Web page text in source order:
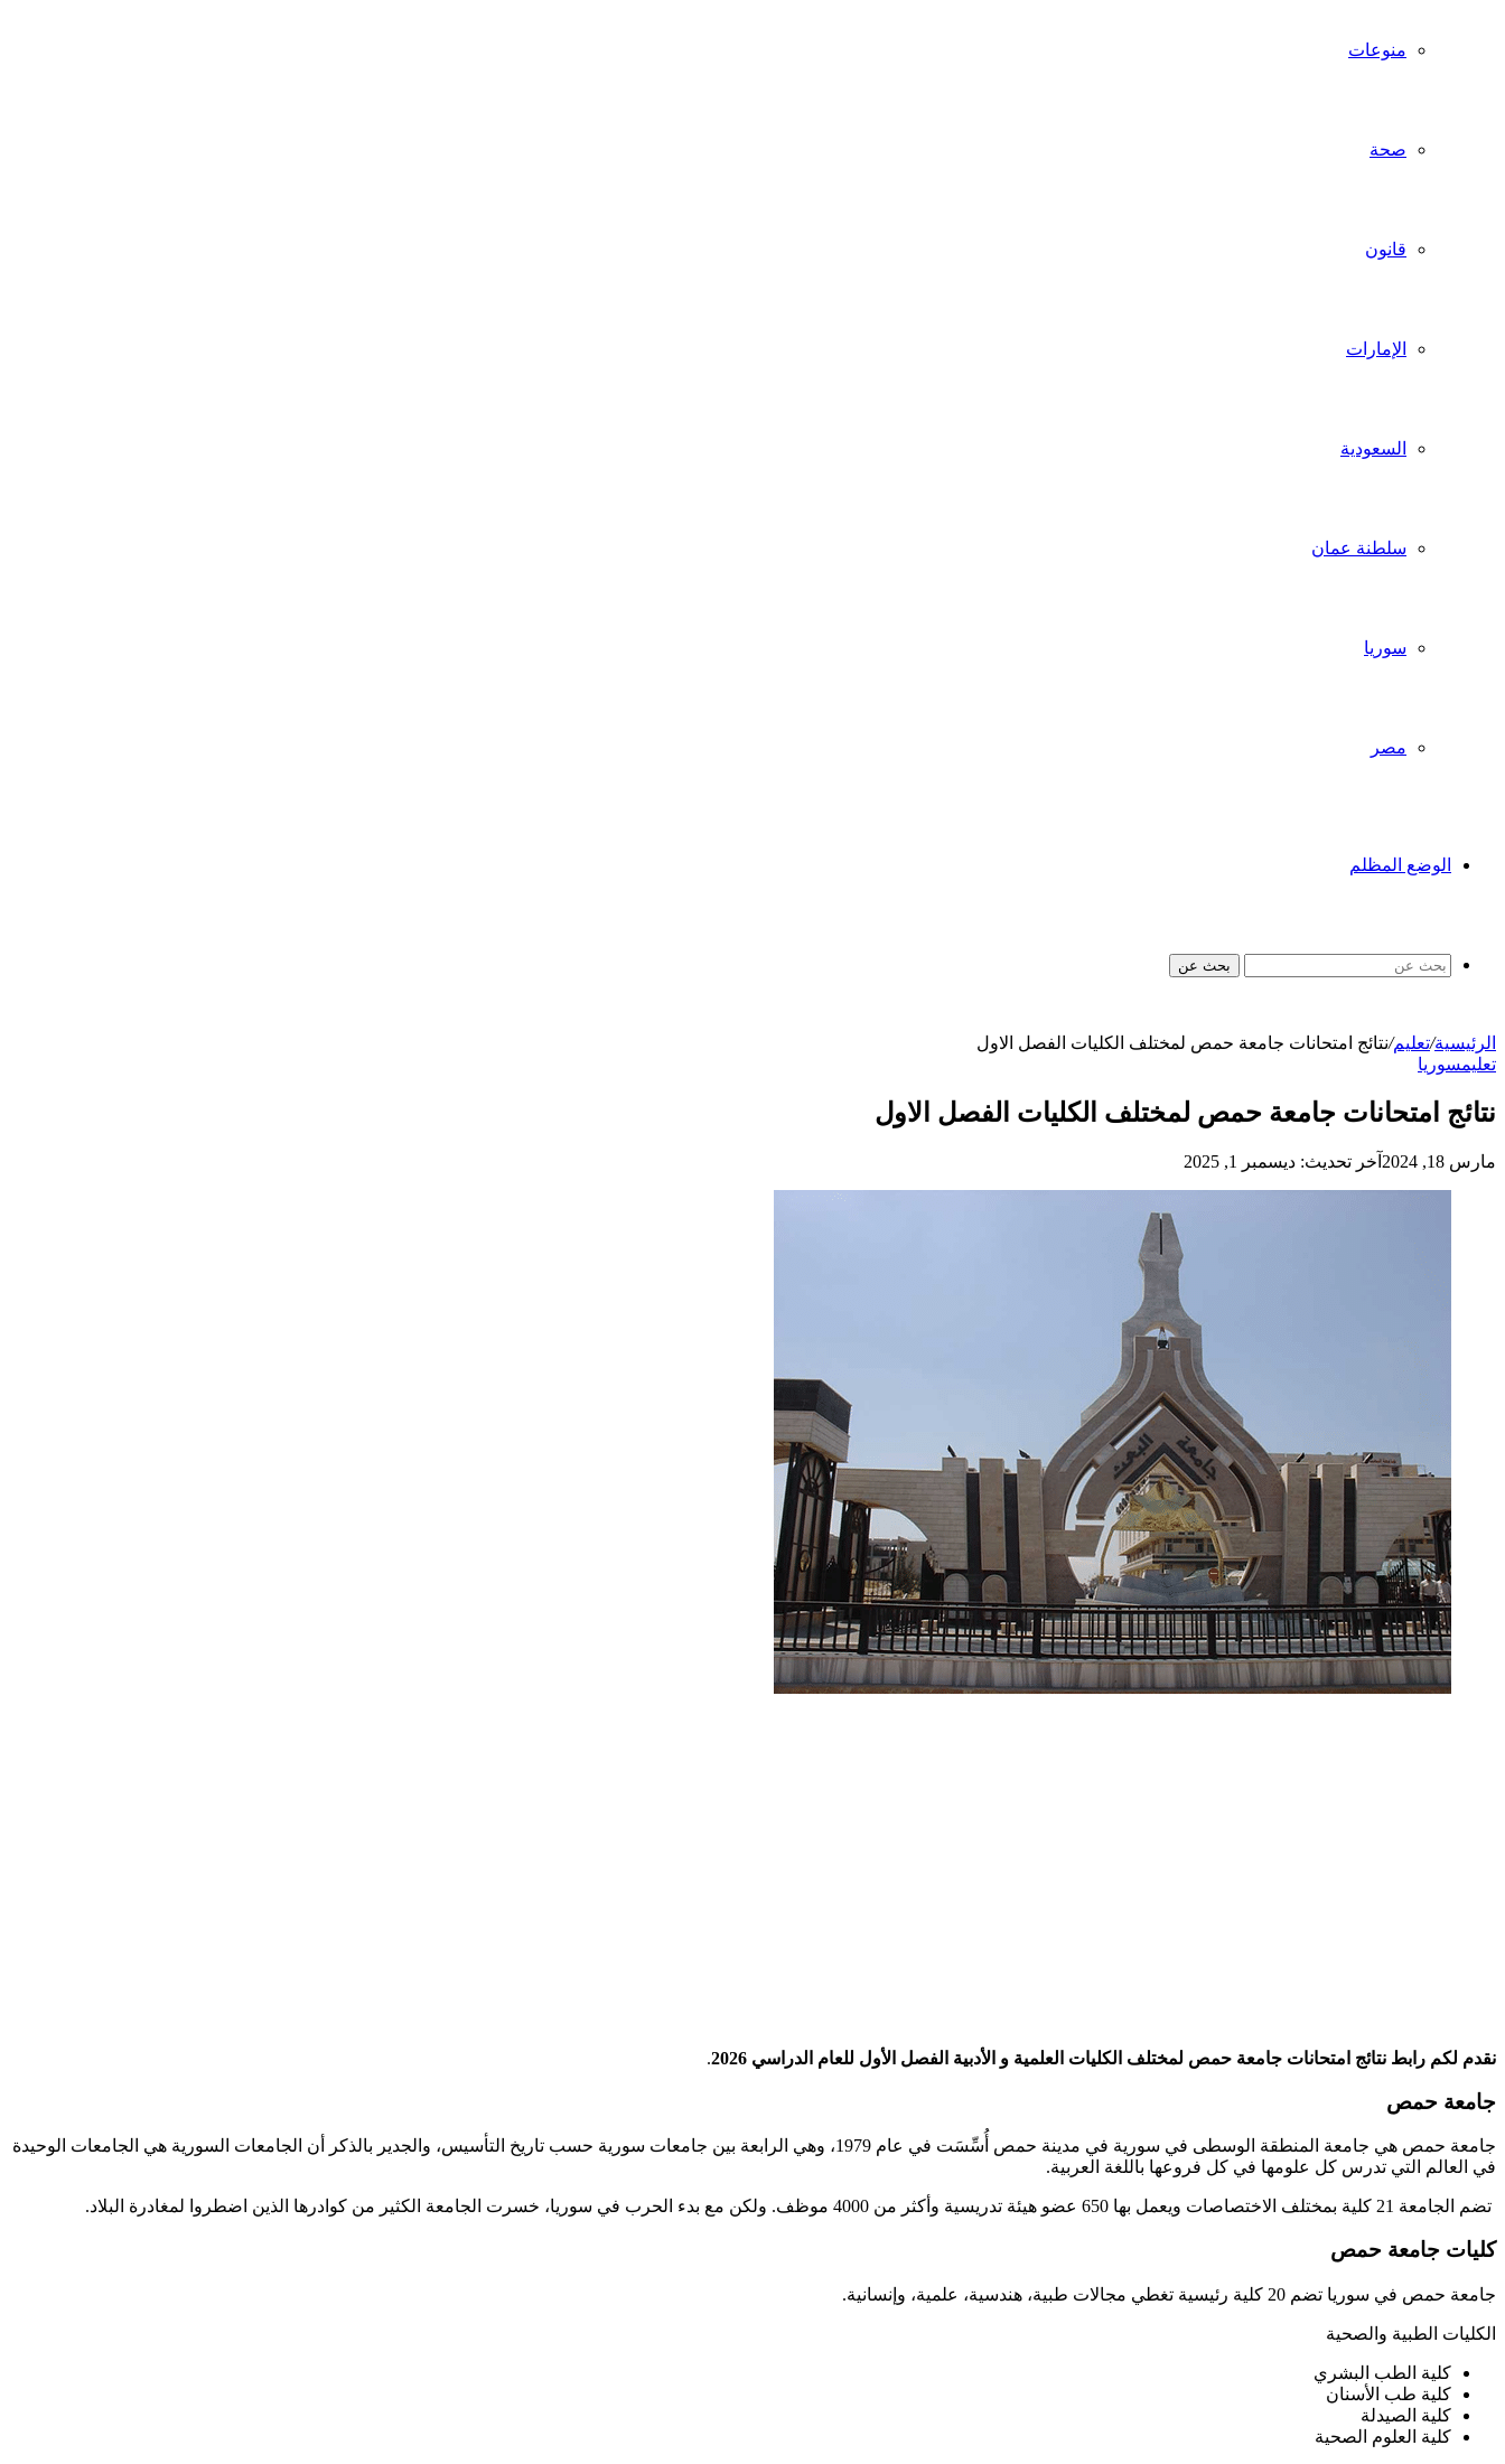
منوعات
صحة
قانون
الإمارات
السعودية
سلطنة عمان
سوريا
مصر
الوضع المظلم
بحث عن
الرئيسية/تعليم/نتائج امتحانات جامعة حمص لمختلف الكليات الفصل الاول
تعليمسوريا
نتائج امتحانات جامعة حمص لمختلف الكليات الفصل الاول
مارس 18, 2024 آخر تحديث: ديسمبر 1, 2025
نقدم لكم رابط نتائج امتحانات جامعة حمص لمختلف الكليات العلمية و الأدبية الفصل الأول للعام الدراسي 2026 .
جامعة حمص
جامعة حمص هي جامعة المنطقة الوسطى في سورية في مدينة حمص أُسِّسَت في عام 1979، وهي الرابعة بين جامعات سورية حسب تاريخ التأسيس، والجدير بالذكر أن الجامعات السورية هي الجامعات الوحيدة
في العالم التي تدرس كل علومها في كل فروعها باللغة العربية.
تضم الجامعة 21 كلية بمختلف الاختصاصات ويعمل بها 650 عضو هيئة تدريسية وأكثر من 4000 موظف. ولكن مع بدء الحرب في سوريا، خسرت الجامعة الكثير من كوادرها الذين اضطروا لمغادرة البلاد.
كليات جامعة حمص
جامعة حمص في سوريا تضم 20 كلية رئيسية تغطي مجالات طبية، هندسية، علمية، وإنسانية.​
الكليات الطبية والصحية
كلية الطب البشري
كلية طب الأسنان
كلية الصيدلة
كلية العلوم الصحية​